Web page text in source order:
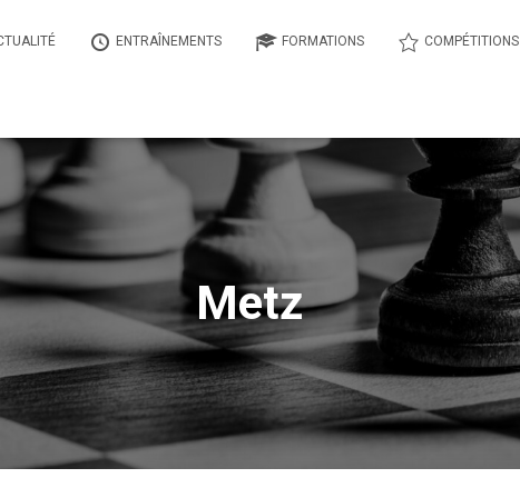
ENTRAÎNEMENTS FORMATIONS COMPÉTITIONS
Metz